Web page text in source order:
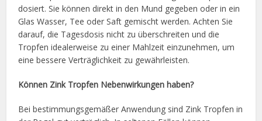
dosiert. Sie können direkt in den Mund gegeben oder in ein
Glas Wasser, Tee oder Saft gemischt werden. Achten Sie
darauf, die Tagesdosis nicht zu überschreiten und die
Tropfen idealerweise zu einer Mahlzeit einzunehmen, um
eine bessere Verträglichkeit zu gewährleisten.
Können Zink Tropfen Nebenwirkungen haben?
Bei bestimmungsgemäßer Anwendung sind Zink Tropfen in